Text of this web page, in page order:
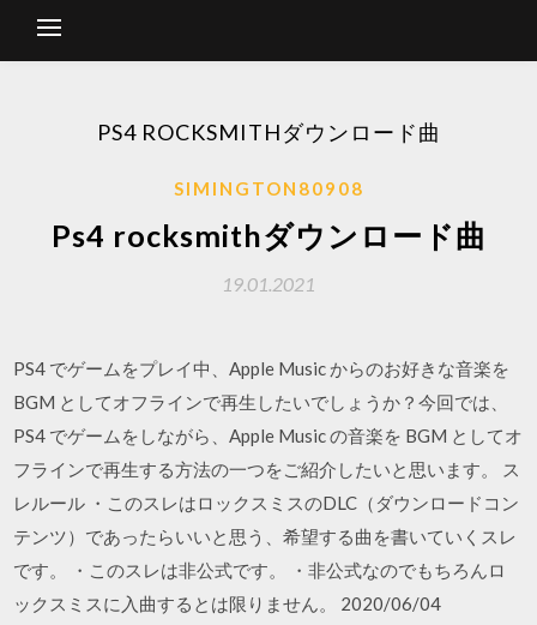
PS4 ROCKSMITHダウンロード曲
SIMINGTON80908
Ps4 rocksmithダウンロード曲
19.01.2021
PS4 でゲームをプレイ中、Apple Music からのお好きな音楽を
BGM としてオフラインで再生したいでしょうか？今回では、
PS4 でゲームをしながら、Apple Music の音楽を BGM としてオ
フラインで再生する方法の一つをご紹介したいと思います。 ス
レルール ・このスレはロックスミスのDLC（ダウンロードコン
テンツ）であったらいいと思う、希望する曲を書いていくスレ
です。 ・このスレは非公式です。 ・非公式なのでもちろんロ
ックスミスに入曲するとは限りません。 2020/06/04